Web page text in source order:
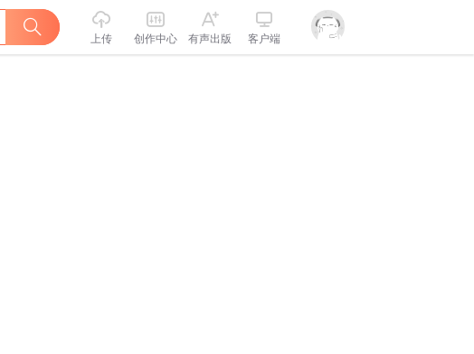
上传 创作中心 有声出版 客户端